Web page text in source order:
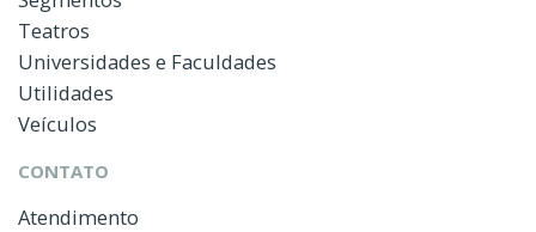
Teatros
Universidades e Faculdades
Utilidades
Veículos
CONTATO
Atendimento